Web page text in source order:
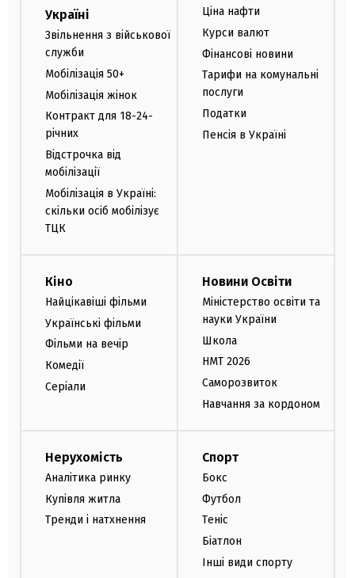
Україні
Звільнення з військової
служби
Мобілізація 50+
Мобілізація жінок
Контракт для 18-24-
річних
Відстрочка від
мобілізації
Мобілізація в Україні:
скільки осіб мобілізує
ТЦК
Ціна нафти
Курси валют
Фінансові новини
Тарифи на комунальні
послуги
Податки
Пенсія в Україні
Кіно
Найцікавіші фільми
Українські фільми
Фільми на вечір
Комедії
Серіали
Новини Освіти
Міністерство освіти та
науки України
Школа
НМТ 2026
Саморозвиток
Навчання за кордоном
Нерухомість
Аналітика ринку
Купівля житла
Тренди і натхнення
Спорт
Бокс
Футбол
Теніс
Біатлон
Інші види спорту